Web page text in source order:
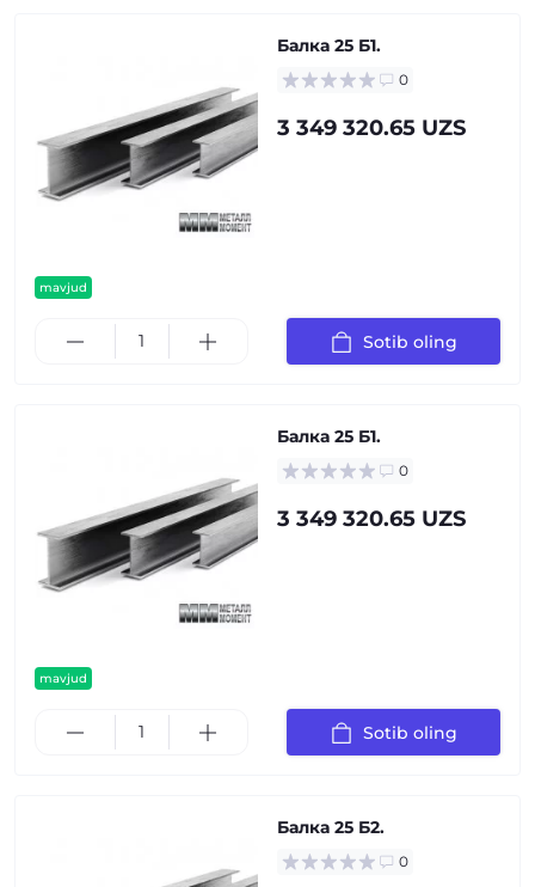
mavjud
Балка 25 Б1.
0
3 349 320.65 UZS
Sotib oling
mavjud
Балка 25 Б1.
0
3 349 320.65 UZS
Sotib oling
Балка 25 Б2.
0